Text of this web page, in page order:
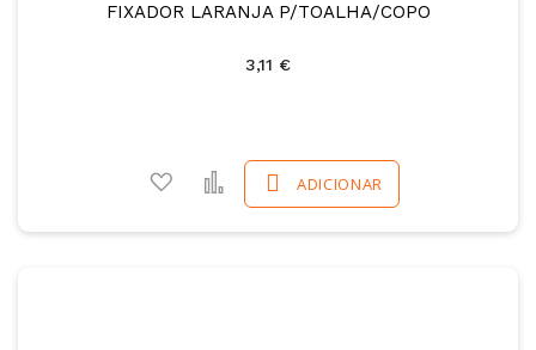
FIXADOR LARANJA P/TOALHA/COPO
3,11 €
ADICIONAR
Adicionar a favoritos
Comparar